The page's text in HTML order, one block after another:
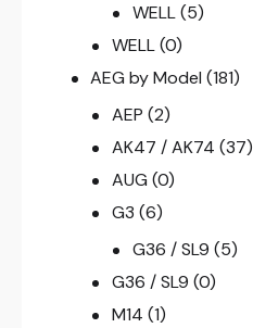
WELL (5)
WELL (0)
AEG by Model (181)
AEP (2)
AK47 / AK74 (37)
AUG (0)
G3 (6)
G36 / SL9 (5)
G36 / SL9 (0)
M14 (1)